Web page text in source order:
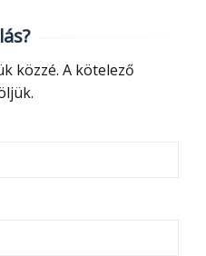
közzé. A kötelező